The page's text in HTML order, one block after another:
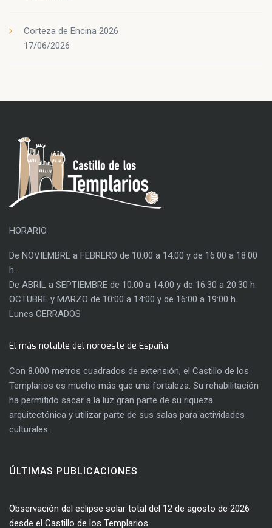
Corteza de Encina 2026
17/06/2026
HORARIO
De NOVIEMBRE a FEBRERO de 10:00 a 14:00 y de 16:00 a 18:00
h.
De ABRIL a SEPTIEMBRE de 10:00 a 14:00 y de 16:30 a 20:30 h.
OCTUBRE y MARZO de 10:00 a 14:00 y de 16:00 a 19:00 h.
Lunes CERRADOS
El más notable del noroeste de España
Con 8.000 metros cuadrados de extensión, el Castillo de los
Templarios es mucho más que una fortaleza. Su rehabilitación
ha permitido sacar a la luz gran parte de su riqueza
arquitectónica y utilizar parte de sus salas para actividades
culturales.
ÚLTIMAS PUBLICACIONES
Observación del eclipse solar total del 12 de agosto de 2026
desde el Castillo de los Templarios